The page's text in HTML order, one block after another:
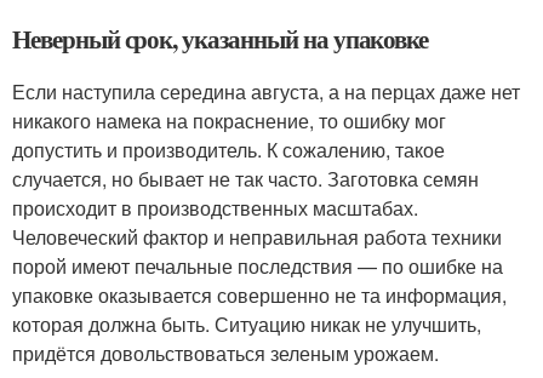
Неверный срок, указанный на упаковке
Если наступила середина августа, а на перцах даже нет
никакого намека на покраснение, то ошибку мог
допустить и производитель. К сожалению, такое
случается, но бывает не так часто. Заготовка семян
происходит в производственных масштабах.
Человеческий фактор и неправильная работа техники
порой имеют печальные последствия — по ошибке на
упаковке оказывается совершенно не та информация,
которая должна быть. Ситуацию никак не улучшить,
придётся довольствоваться зеленым урожаем.